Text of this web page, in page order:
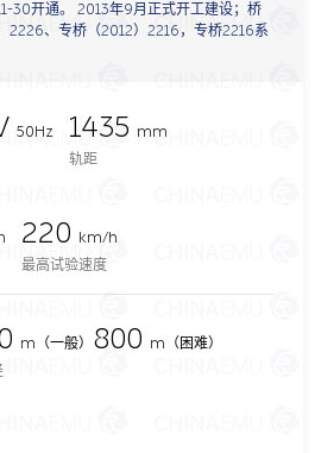
30开通。 2013年9月正式开工建设；桥
2226、专桥（2012）2216，专桥2216系
50Hz
1435 mm
轨距
220
km/h
最高试验速度
m （一般） 800 m（困难）